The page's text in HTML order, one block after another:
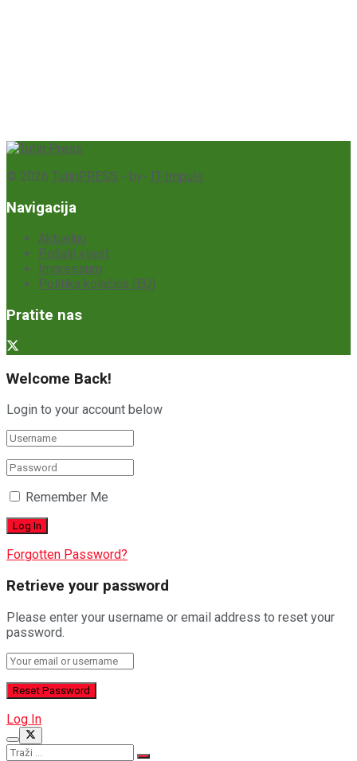
© 2026 TutinPRESS - by- IT-Impuls
Navigacija
Aktuelno
Pošalji vijest
Impressum
Politika kolačića (EU)
Pratite nas
Welcome Back!
Login to your account below
Remember Me
Forgotten Password?
Retrieve your password
Please enter your username or email address to reset your
password.
Log In